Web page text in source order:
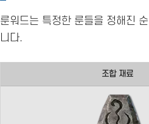
룬워드는 특정한 룬들을 정해진
니다.
조합 재료